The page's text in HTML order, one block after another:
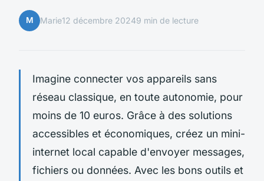
M Marie12 décembre 20249 min de lecture
Imagine connecter vos appareils sans
réseau classique, en toute autonomie, pour
moins de 10 euros. Grâce à des solutions
accessibles et économiques, créez un mini-
internet local capable d'envoyer messages,
fichiers ou données. Avec les bons outils et